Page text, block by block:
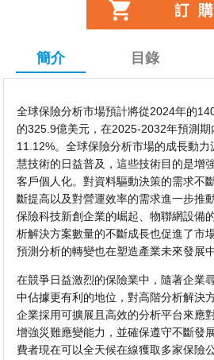
簡介 目錄
全球保險分析市場預計將從2024年的
的325.9億美元，在2025-2032年預測
11.12%。全球保險分析市場的成長動
慧技術的日益普及，這些技術目的是增
客戶個人化。對資料驅動決策的需求不
斷提高以及對營運效率的需求進一步推
保險科技新創企業的崛起、物聯網設備
析解決方案數量的不斷成長也促進了市
預測分析的轉變也在塑造產業未來發展
在競爭日益激烈的保險業中，隨著企業
中佔據更有利的地位，對高階分析解決
企業採用可擴展且高效的分析平台來應
增強災難應變能力，並確保遵守不斷發
費者現在可以全天候在線獲取多家保險